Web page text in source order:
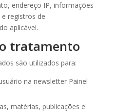
endereço IP, informações
registros de
aplicável.
tratamento
são utilizados para:
na newsletter Painel
matérias, publicações e